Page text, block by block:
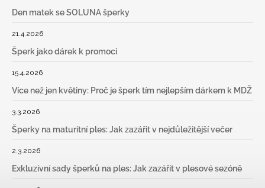
Den matek se SOLUNA šperky
21.4.2026
Šperk jako dárek k promoci
15.4.2026
Více než jen květiny: Proč je šperk tím nejlepším dárkem k MDŽ
3.3.2026
Šperky na maturitní ples: Jak zazářit v nejdůležitější večer
2.3.2026
Exkluzivní sady šperků na ples: Jak zazářit v plesové sezóně